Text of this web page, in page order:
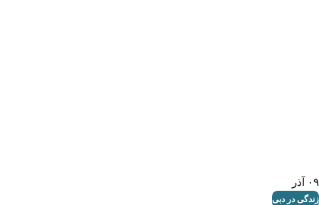
۰۹ آذر
زندگی در دبی